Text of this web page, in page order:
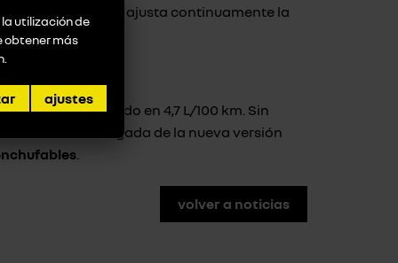
de Alpine, ajusta continuamente la
superior.
homologado en 4,7 L/100 km. Sin
Con la llegada de la nueva versión
.
volver a noticias
utilización de
obtener más
ajustes